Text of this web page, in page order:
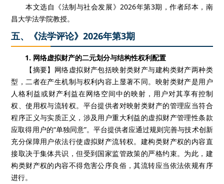
本文选自《法制与社会发展》2026年第3期，作者邱本，南
昌大学法学院教授。
五、《法学评论》2026年第3期
1. 网络虚拟财产的二元划分与结构性权利配置
【摘要】网络虚拟财产包括映射类财产与建构类财产两种类
型，二者在产生机制与权利内容上显著不同。映射类财产是用户
人格利益或财产利益在网络空间中的映射，用户对其享有控制
权、使用权与流转权。平台提供者对映射类财产的管理应当符合
程序正义与实质正义，涉及用户重大利益的虚拟财产管理性条款
应取得用户的“单独同意”。平台提供者应通过规则完善与技术创新
充分保障用户依法行使虚拟财产流转权。建构类财产权的内容直
接取决于集体共识，但受到国家监管政策的严格约束。为此，建
构类财产权的内容不得危害公序良俗，其流转应当依法依规有序
进行。